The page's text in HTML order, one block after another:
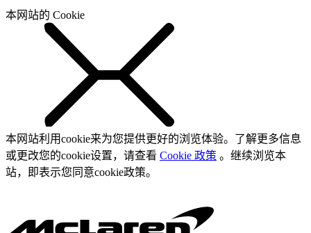
本网站的 Cookie
本网站利用cookie来为您提供更好的浏览体验。了解更多信息
或更改您的cookie设置，请查看 Cookie 政策 。继续浏览本
站，即表示您同意cookie政策。